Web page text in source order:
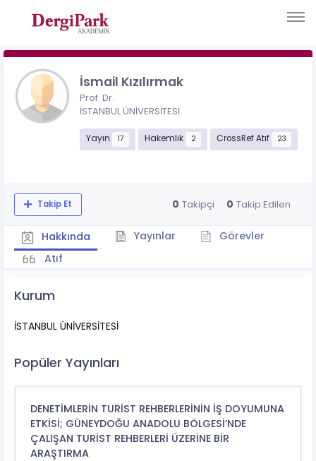
İsmail Kızılırmak
Prof. Dr.
İSTANBUL ÜNİVERSİTESİ
Yayın 17 Hakemlik 2 CrossRef Atıf 23
Takip Et 0 Takipçi 0 Takip Edilen
Hakkında Yayınlar
Görevler
Atıf
Kurum
İSTANBUL ÜNİVERSİTESİ
Popüler Yayınları
DENETİMLERİN TURİST REHBERLERİNİN İŞ DOYUMUNA
ETKİSİ; GÜNEYDOĞU ANADOLU BÖLGESİ’NDE
ÇALIŞAN TURİST REHBERLERİ ÜZERİNE BİR
ARAŞTIRMA